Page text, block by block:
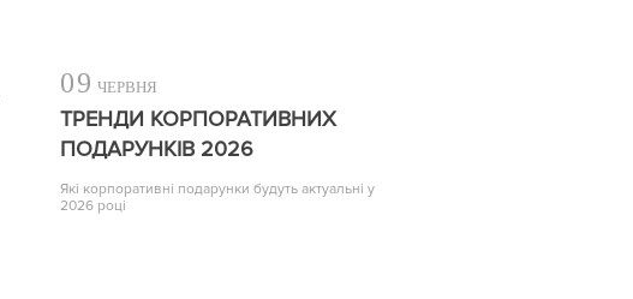
09 ЧЕРВНЯ
ТРЕНДИ КОРПОРАТИВНИХ
ПОДАРУНКІВ 2026
Які корпоративні подарунки будуть актуальні у
2026 році